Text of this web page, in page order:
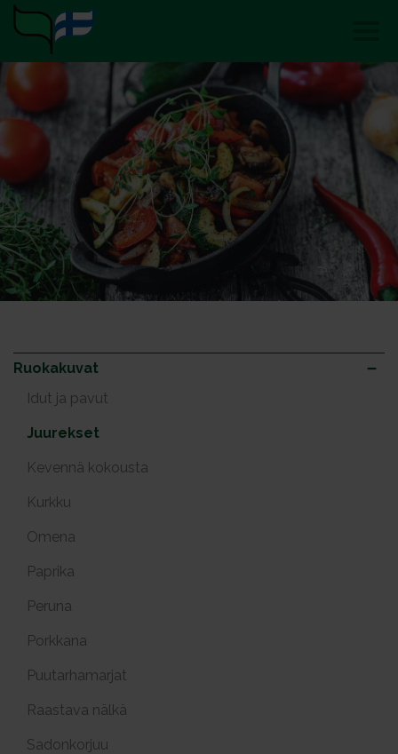
Ruokakuvat
Idut ja pavut
Juurekset
Kevennä kokousta
Kurkku
Omena
Paprika
Peruna
Porkkana
Puutarhamarjat
Raastava nälkä
Sadonkorjuu